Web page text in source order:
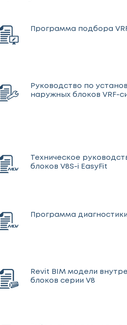
Программа подбора
Руководство по
наружных блоков VRF-
Техническое
блоков V8S-i EasyFit
Программа
Revit BIM модели
блоков серии V8